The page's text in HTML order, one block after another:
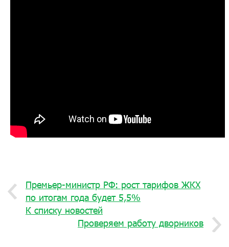
Премьер-министр РФ: рост тарифов ЖКХ
по итогам года будет 5,5%
К списку новостей
Проверяем работу дворников